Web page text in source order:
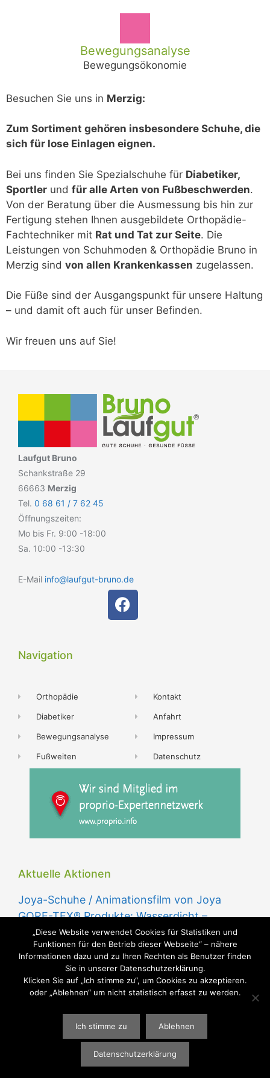
Bewegungsanalyse
Bewegungsökonomie
Besuchen Sie uns in Merzig:
Zum Sortiment gehören insbesondere Schuhe, die
sich für lose Einlagen eignen.
Bei uns finden Sie Spezialschuhe für Diabetiker,
Sportler und für alle Arten von Fußbeschwerden.
Von der Beratung über die Ausmessung bis hin zur
Fertigung stehen Ihnen ausgebildete Orthopädie-
Fachtechniker mit Rat und Tat zur Seite. Die
Leistungen von Schuhmoden & Orthopädie Bruno in
Merzig sind von allen Krankenkassen zugelassen.
Die Füße sind der Ausgangspunkt für unsere Haltung
– und damit oft auch für unser Befinden.
Wir freuen uns auf Sie!
Laufgut Bruno
Schankstraße 29
66663 Merzig
Tel. 0 68 61 / 7 62 45
Öffnungszeiten:
Mo bis Fr. 9:00 -18:00
Sa. 10:00 -13:30
E-Mail info@laufgut-bruno.de
Navigation
Orthopädie
Diabetiker
Bewegungsanalyse
Fußweiten
Kontakt
Anfahrt
Impressum
Datenschutz
Aktuelle Aktionen
Joya-Schuhe / Animationsfilm von Joya
GORE-TEX® Produkte: Wasserdicht –
Winddicht – Atmungsaktiv
WEBGESTALTUNGWWW.SABU-VERBUNDGRUPPE.DE
GMBH
Barrierefreiheitserklärung
„Diese Website verwendet Cookies für Statistiken und
Funktionen für den Betrieb dieser Webseite“ – nähere
Informationen dazu und zu Ihren Rechten als Benutzer finden
Sie in unserer Datenschutzerklärung.
Klicken Sie auf „Ich stimme zu“, um Cookies zu akzeptieren.
oder „Ablehnen“ um nicht statistisch erfasst zu werden.
Ich stimme zu Ablehnen
Datenschutzerklärung